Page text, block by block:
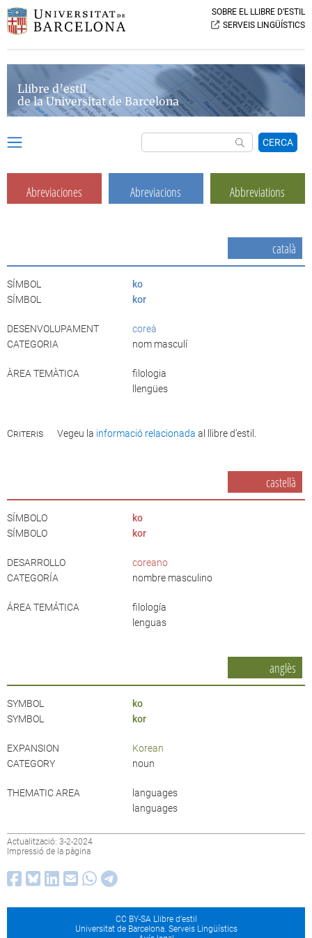
SOBRE EL LLIBRE D’ESTIL
SERVEIS LINGÜÍSTICS
Llibre d’estil
de la Universitat de Barcelona
CERCA
Abreviaciones Abreviacions Abbreviations
català
SÍMBOL
ko
SÍMBOL
kor
DESENVOLUPAMENT
coreà
CATEGORIA
nom masculí
ÀREA TEMÀTICA
filologia
llengües
Criteris Vegeu la informació relacionada al llibre d’estil.
castellà
SÍMBOLO
ko
SÍMBOLO
kor
DESARROLLO
coreano
CATEGORÍA
nombre masculino
ÁREA TEMÁTICA
filología
lenguas
anglès
SYMBOL
ko
SYMBOL
kor
EXPANSION
Korean
CATEGORY
noun
THEMATIC AREA
languages
languages
Actualització: 3-2-2024
Impressió de la pàgina
CC BY-SA Llibre d’estil
Universitat de Barcelona. Serveis Lingüístics